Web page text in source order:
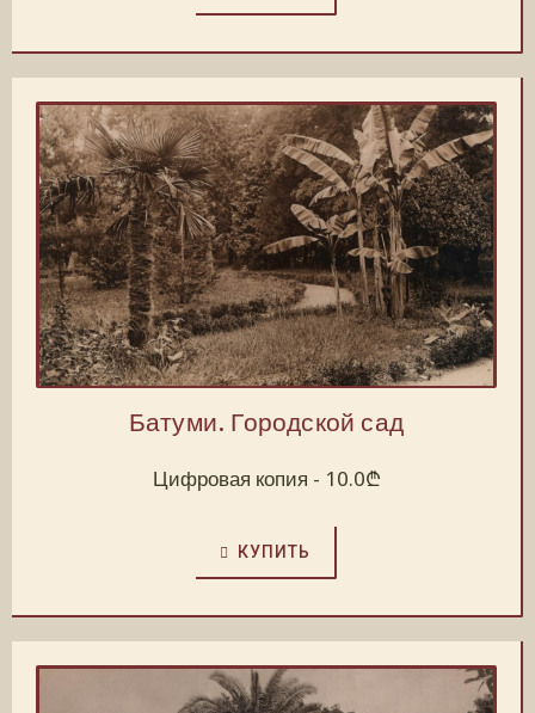
Батуми. Городской сад
Цифровая копия - 10.0₾
КУПИТЬ